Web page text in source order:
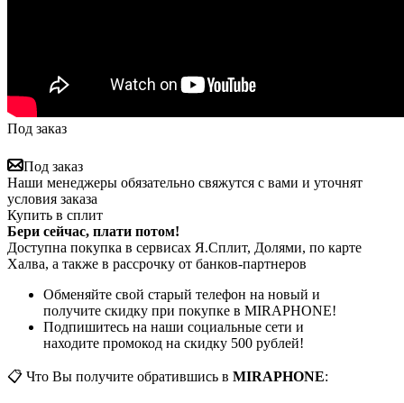
Под заказ
Под заказ
Наши менеджеры обязательно свяжутся с вами и уточнят
условия заказа
Купить в сплит
Бери сейчас, плати потом!
Доступна покупка в сервисах Я.Сплит, Долями, по карте
Халва, а также в рассрочку от банков-партнеров
Обменяйте свой старый телефон на новый и
получите скидку при покупке в MIRAPHONE!
Подпишитесь на наши социальные сети и
находите промокод на скидку 500 рублей!
📋 Что Вы получите обратившись в MIRAPHONE: